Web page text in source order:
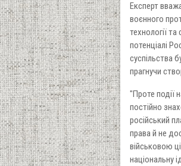
Експерт
воєнного
технології
потенціалі
суспільства
прагнучи
"Проте події
постійно
російський
права й не
військовою
національну